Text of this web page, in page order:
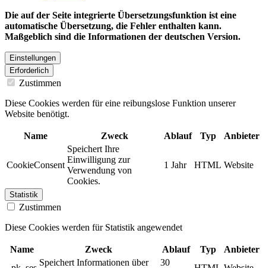
Die auf der Seite integrierte Übersetzungsfunktion ist eine
automatische Übersetzung, die Fehler enthalten kann.
Maßgeblich sind die Informationen der deutschen Version.
Einstellungen
Erforderlich
Zustimmen
Diese Cookies werden für eine reibungslose Funktion unserer
Website benötigt.
Name Zweck Ablauf Typ Anbieter
CookieConsent
Speichert Ihre
Einwilligung zur
Verwendung von
Cookies.
1 Jahr HTML Website
Statistik
Zustimmen
Diese Cookies werden für Statistik angewendet
Name Zweck Ablauf Typ
Anbieter
Speichert Informationen über 30